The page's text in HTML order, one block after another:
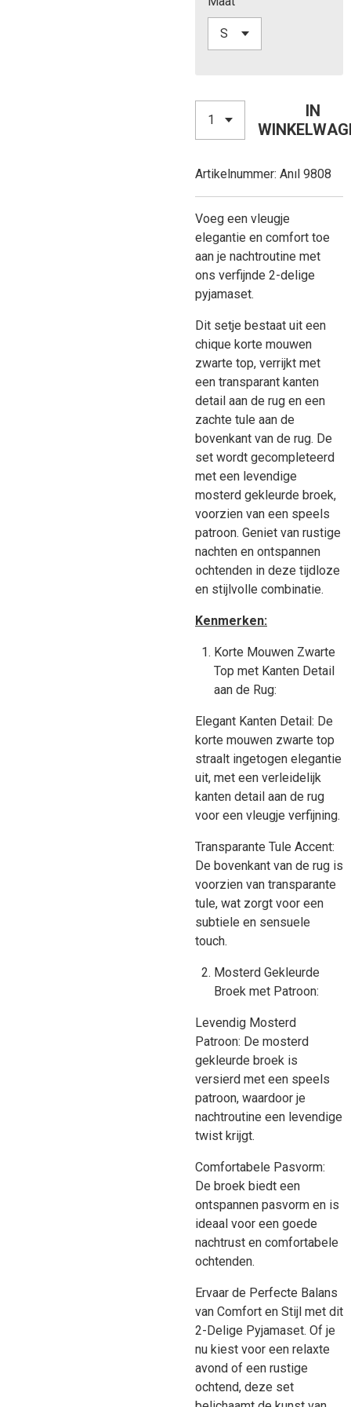
IN
Artikelnummer: Anıl 9808
Voeg een vleugje
elegantie en comfort toe
aan je nachtroutine met
ons verfijnde 2-delige
pyjamaset.
Dit setje bestaat uit een
chique korte mouwen
zwarte top, verrijkt met
een transparant kanten
detail aan de rug en een
zachte tule aan de
bovenkant van de rug. De
set wordt gecompleteerd
met een levendige
mosterd gekleurde broek,
voorzien van een speels
patroon. Geniet van rustige
nachten en ontspannen
ochtenden in deze tijdloze
en stijlvolle combinatie.
Kenmerken:
Korte Mouwen Zwarte
Top met Kanten Detail
aan de Rug:
Elegant Kanten Detail: De
korte mouwen zwarte top
straalt ingetogen elegantie
uit, met een verleidelijk
kanten detail aan de rug
voor een vleugje verfijning.
Transparante Tule Accent:
De bovenkant van de rug is
voorzien van transparante
tule, wat zorgt voor een
subtiele en sensuele
touch.
Mosterd Gekleurde
Broek met Patroon:
Levendig Mosterd
Patroon: De mosterd
gekleurde broek is
versierd met een speels
patroon, waardoor je
nachtroutine een levendige
twist krijgt.
Comfortabele Pasvorm:
De broek biedt een
ontspannen pasvorm en is
ideaal voor een goede
nachtrust en comfortabele
ochtenden.
Ervaar de Perfecte Balans
van Comfort en Stijl met dit
2-Delige Pyjamaset. Of je
nu kiest voor een relaxte
avond of een rustige
ochtend, deze set